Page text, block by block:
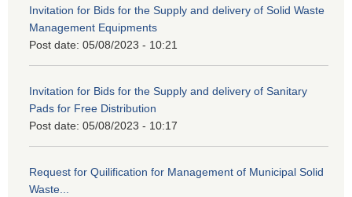
Invitation for Bids for the Supply and delivery of Solid Waste
Management Equipments
Post date: 05/08/2023 - 10:21
Invitation for Bids for the Supply and delivery of Sanitary
Pads for Free Distribution
Post date: 05/08/2023 - 10:17
Request for Quilification for Management of Municipal Solid
Waste...